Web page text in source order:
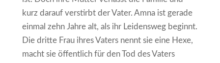
kurz darauf verstirbt der Vater. Amna ist gerade
einmal zehn Jahre alt, als ihr Leidensweg beginnt.
Die dritte Frau ihres Vaters nennt sie eine Hexe,
macht sie öffentlich für den Tod des Vaters